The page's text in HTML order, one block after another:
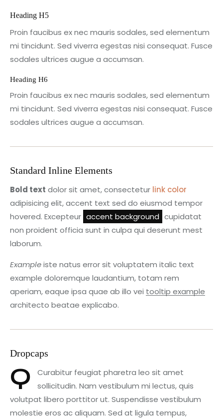
Heading H5
Proin faucibus ex nec mauris sodales, sed elementum
mi tincidunt. Sed viverra egestas nisi consequat. Fusce
sodales ultrices augue a accumsan.
Heading H6
Proin faucibus ex nec mauris sodales, sed elementum
mi tincidunt. Sed viverra egestas nisi consequat. Fusce
sodales ultrices augue a accumsan.
Standard Inline Elements
Bold text dolor sit amet, consectetur link color
adipisicing elit, accent text sed do eiusmod tempor
hovered. Excepteur accent background cupidatat
non proident officia sunt in culpa qui deserunt mest
laborum.
Exampleiste natus error sit voluptatem italic text
example doloremque laudantium, totam rem
aperiam, eaque ipsa quae ab illo vei tooltip example
architecto beatae explicabo.
Dropcaps
Q
Curabitur feugiat pharetra leo sit amet
sollicitudin. Nam vestibulum mi lectus, quis
volutpat libero porttitor ut. Suspendisse vestibulum
molestie eros ac aliquam. Sed at ligula tempus,